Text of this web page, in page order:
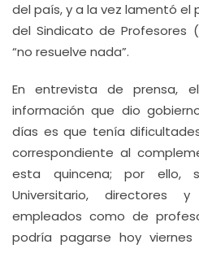
del país, y a la vez lamentó
del Sindicato de Profesores
“no resuelve nada”.
En entrevista de prensa,
información que dio
días es que tenía
correspondiente al
esta quincena; por ello,
Universitario, directores
empleados como de
podría pagarse hoy